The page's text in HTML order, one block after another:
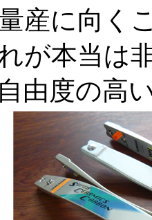
産に向く
が本当は
由度の高